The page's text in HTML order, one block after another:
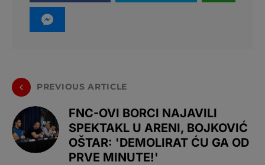
PREVIOUS ARTICLE
FNC-OVI BORCI NAJAVILI
SPEKTAKL U ARENI, BOJKOVIĆ
OŠTAR: 'DEMOLIRAT ĆU GA OD
PRVE MINUTE!'